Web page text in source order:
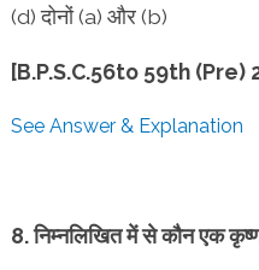
(d) दोनों (a) और (b)
[B.P.S.C.56to 59th (Pre)
See Answer & Explanation
8. निम्नलिखित में से कौन एक